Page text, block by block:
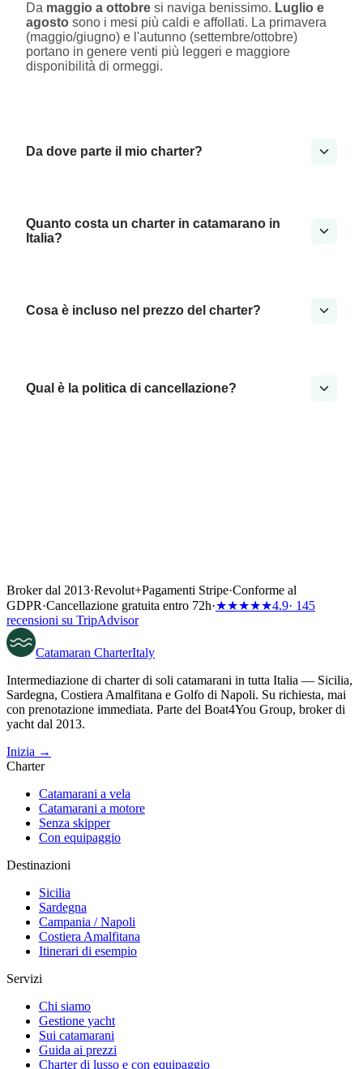
Da maggio a ottobre si naviga benissimo. Luglio e
agosto sono i mesi più caldi e affollati. La primavera
(maggio/giugno) e l'autunno (settembre/ottobre)
portano in genere venti più leggeri e maggiore
disponibilità di ormeggi.
Da dove parte il mio charter?
Quanto costa un charter in catamarano in
Italia?
Cosa è incluso nel prezzo del charter?
Qual è la politica di cancellazione?
Broker dal 2013·Revolut+Pagamenti Stripe·Conforme al
GDPR·Cancellazione gratuita entro 72h·★★★★★4.9· 145
recensioni su TripAdvisor
Catamaran CharterItaly
Intermediazione di charter di soli catamarani in tutta Italia — Sicilia,
Sardegna, Costiera Amalfitana e Golfo di Napoli. Su richiesta, mai
con prenotazione immediata. Parte del Boat4You Group, broker di
yacht dal 2013.
Inizia →
Charter
Catamarani a vela
Catamarani a motore
Senza skipper
Con equipaggio
Destinazioni
Sicilia
Sardegna
Campania / Napoli
Costiera Amalfitana
Itinerari di esempio
Servizi
Chi siamo
Gestione yacht
Sui catamarani
Guida ai prezzi
Charter di lusso e con equipaggio